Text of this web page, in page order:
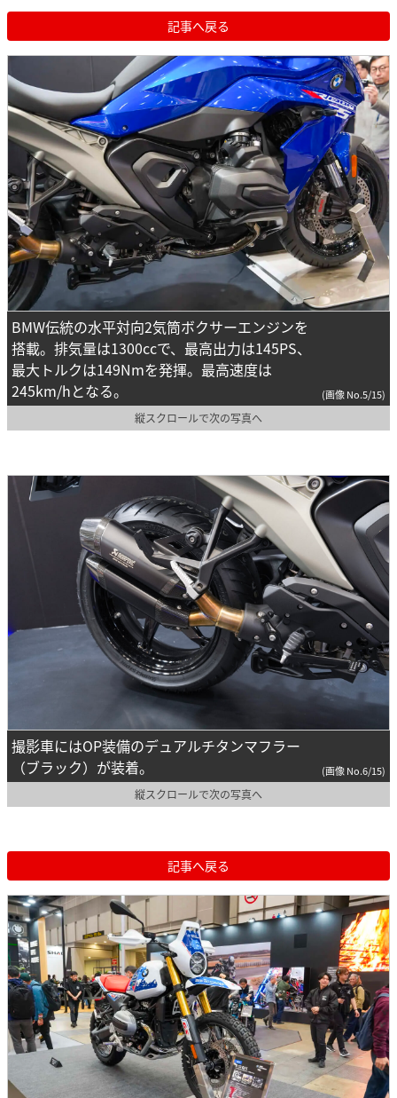
記事へ戻る
BMW伝統の水平対向2気筒ボクサーエンジンを
搭載。排気量は1300ccで、最高出力は145PS、
最大トルクは149Nmを発揮。最高速度は
245km/hとなる。
(画像 No.5/15)
縦スクロールで次の写真へ
撮影車にはOP装備のデュアルチタンマフラー
（ブラック）が装着。
(画像 No.6/15)
縦スクロールで次の写真へ
記事へ戻る